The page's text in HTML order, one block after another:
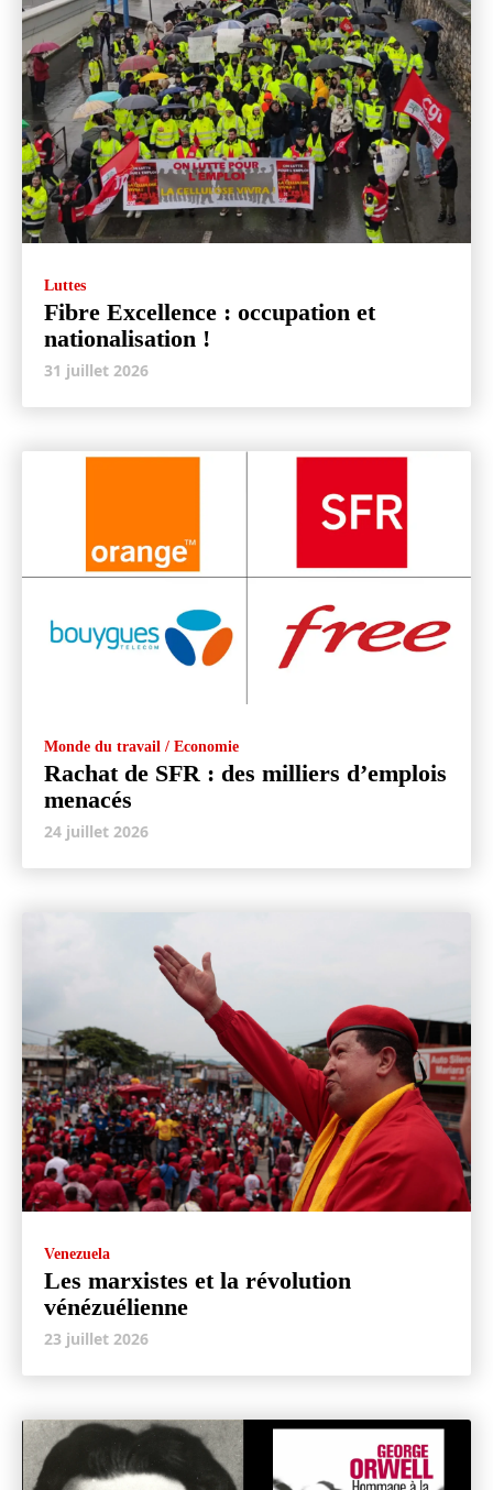
Luttes
Fibre Excellence : occupation et
nationalisation !
31 juillet 2026
Monde du travail / Economie
Rachat de SFR : des milliers d’emplois
menacés
24 juillet 2026
Venezuela
Les marxistes et la révolution
vénézuélienne
23 juillet 2026